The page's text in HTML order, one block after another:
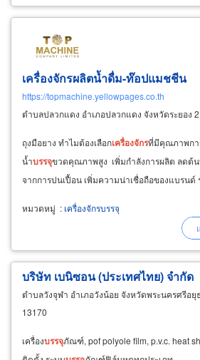
เครื่องจักรผลิตน้ำดื่ม-ท๊อปแมชชีน
https://topmachine.yellowpages.co.th
ตำบลปลวกแดง อำเภอปลวกแดง จังหวัดระยอง
ถุงมือยาง ทำไมต้องเลือกเครื่องจักรที่มีคุณภาพกา
น้ำบรรจุขวดคุณภาพสูง เพิ่มกำลังการผลิต ลดต้น
จากการปนเปื้อน เพิ่มความน่าเชื่อถือของแบรนด์
หมวดหมู่ : เครื่องจักรบรรจุ
บริษัท เบนิซอน (ประเทศไทย) จำกัด
ตำบลวังจุฬา อำเภอวังน้อย จังหวัดพระนครศรีอยุ
13170
เครื่องบรรจุภัณฑ์, pof polyole film, p.v.c. heat